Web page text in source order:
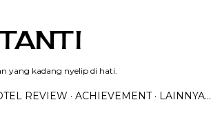
yang kadang nyelip di hati.
REVIEW ACHIEVEMENT LAINNYA…